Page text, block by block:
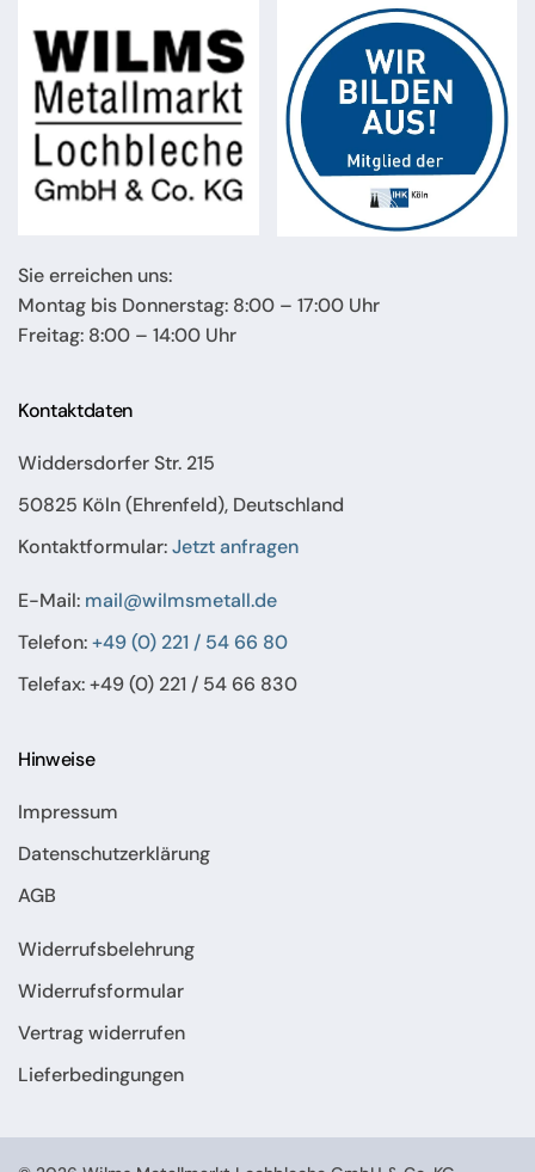
Sie erreichen uns:
Montag bis Donnerstag: 8:00 – 17:00 Uhr
Freitag: 8:00 – 14:00 Uhr
Kontaktdaten
Widdersdorfer Str. 215
50825 Köln (Ehrenfeld), Deutschland
Kontaktformular:Jetzt anfragen
E-Mail: mail@wilmsmetall.de
Telefon:+49 (0) 221 / 54 66 80
Telefax: +49 (0) 221 / 54 66 830
Hinweise
Impressum
Datenschutzerklärung
AGB
Widerrufsbelehrung
Widerrufsformular
Vertrag widerrufen
Lieferbedingungen